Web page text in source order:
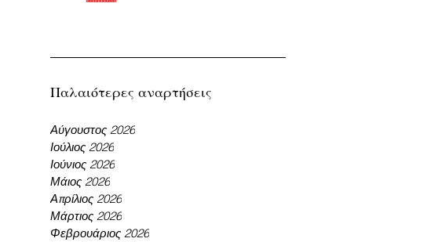
Παλαιότερες αναρτήσεις
Αύγουστος 2026
Ιούλιος 2026
Ιούνιος 2026
Μάιος 2026
Απρίλιος 2026
Μάρτιος 2026
Φεβρουάριος 2026